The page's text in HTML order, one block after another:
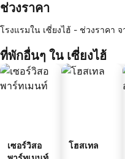
ช่วงราคา
โรงแรมใน เซี่ยงไฮ้ - ช่วงราคา จ
ที่พักอื่นๆ ใน เซี่ยงไฮ้
เซอร์วิสอ
โฮสเทล